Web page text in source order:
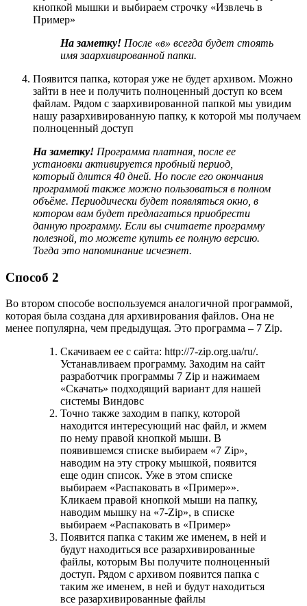
кнопкой мышки и выбираем строчку «Извлечь в
Пример»
На заметку! После «в» всегда будет стоять
имя заархивированной папки.
Появится папка, которая уже не будет архивом. Можно
зайти в нее и получить полноценный доступ ко всем
файлам. Рядом с заархивированной папкой мы увидим
нашу разархивированную папку, к которой мы получаем
полноценный доступ
На заметку! Программа платная, после ее
установки активируется пробный период,
который длится 40 дней. Но после его окончания
программой также можно пользоваться в полном
объёме. Периодически будет появляться окно, в
котором вам будет предлагаться приобрести
данную программу. Если вы считаете программу
полезной, то можете купить ее полную версию.
Тогда это напоминание исчезнет.
Способ 2
Во втором способе воспользуемся аналогичной программой,
которая была создана для архивирования файлов. Она не
менее популярна, чем предыдущая. Это программа – 7 Zip.
Скачиваем ее с сайта: http://7-zip.org.ua/ru/.
Устанавливаем программу. Заходим на сайт
разработчик программы 7 Zip и нажимаем
«Скачать» подходящий вариант для нашей
системы Виндовс
Точно также заходим в папку, которой
находится интересующий нас файл, и жмем
по нему правой кнопкой мыши. В
появившемся списке выбираем «7 Zip»,
наводим на эту строку мышкой, появится
еще один список. Уже в этом списке
выбираем «Распаковать в «Пример»».
Кликаем правой кнопкой мыши на папку,
наводим мышку на «7-Zip», в списке
выбираем «Распаковать в «Пример»
Появится папка с таким же именем, в ней и
будут находиться все разархивированные
файлы, которым Вы получите полноценный
доступ. Рядом с архивом появится папка с
таким же именем, в ней и будут находиться
все разархивированные файлы